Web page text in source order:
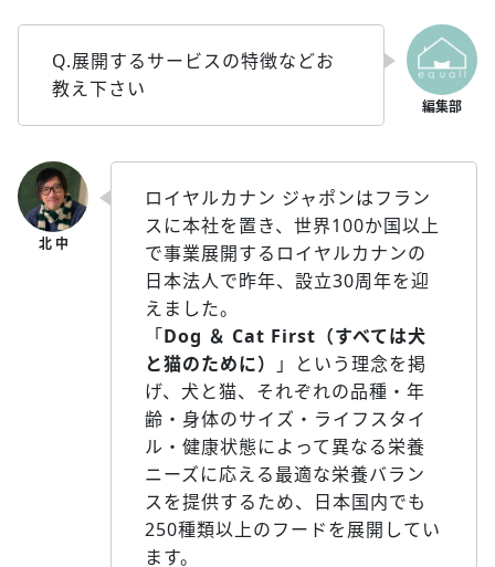
Q.展開するサービスの特徴などお
教え下さい
ロイヤルカナン ジャポンはフラン
スに本社を置き、世界100か国以上
で事業展開するロイヤルカナンの
日本法人で昨年、設立30周年を迎
えました。
「Dog ＆ Cat First（すべては犬
と猫のために）
」という理念を掲
げ、犬と猫、それぞれの品種・年
齢・身体のサイズ・ライフスタイ
ル・健康状態によって異なる栄養
ニーズに応える最適な栄養バラン
スを提供するため、日本国内でも
250種類以上のフードを展開してい
ます。